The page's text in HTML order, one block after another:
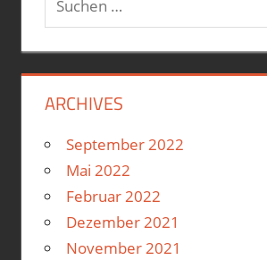
nach:
ARCHIVES
September 2022
Mai 2022
Februar 2022
Dezember 2021
November 2021